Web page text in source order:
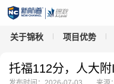
关于锦秋 项目优势
托福112分，人大附